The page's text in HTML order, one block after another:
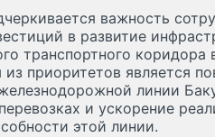
важность
в развитие
транспортного
приоритетов является
линии
и ускорение
этой линии.